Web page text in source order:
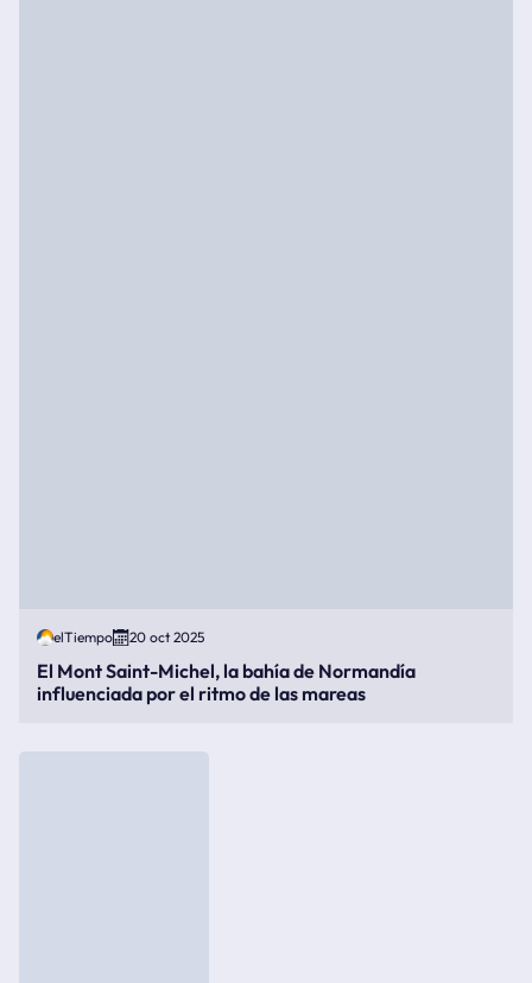
elTiempo 20 oct 2025
El Mont Saint-Michel, la bahía de Normandía
influenciada por el ritmo de las mareas